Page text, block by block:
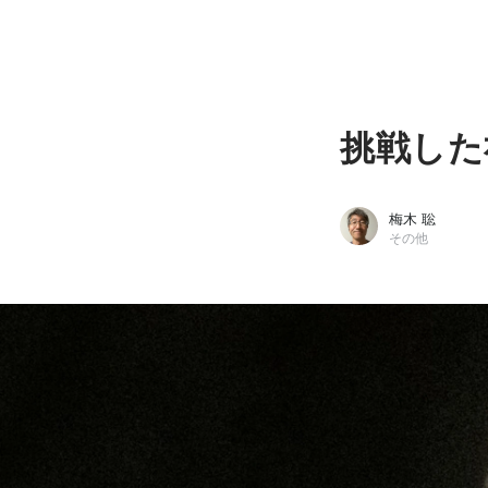
挑戦し
梅木 聡
その他